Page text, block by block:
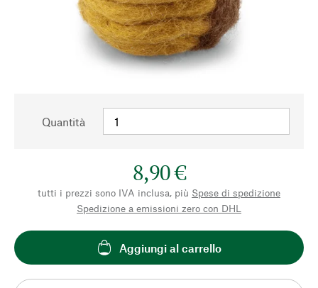
Quantità
8,90 €
tutti i prezzi sono IVA inclusa, più Spese di spedizione
Spedizione a emissioni zero con DHL
Aggiungi al carrello